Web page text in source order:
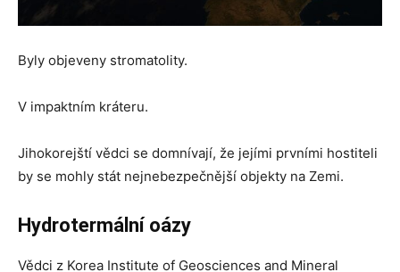
Byly objeveny stromatolity.
V impaktním kráteru.
Jihokorejští vědci se domnívají, že jejími prvními hostiteli
by se mohly stát nejnebezpečnější objekty na Zemi.
Hydrotermální oázy
Vědci z Korea Institute of Geosciences and Mineral